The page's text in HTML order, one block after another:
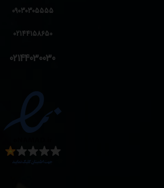
09030305555
02144158650
02144030030